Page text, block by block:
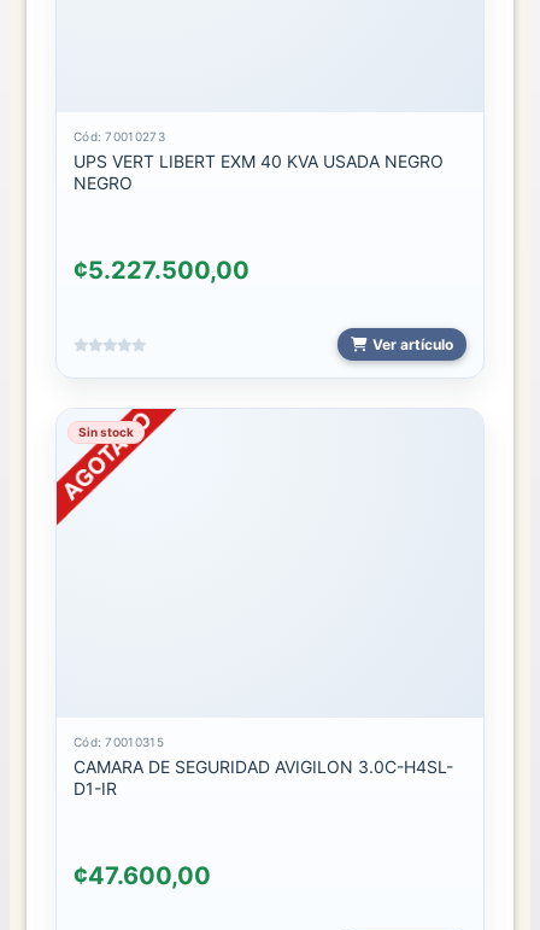
Cód: 70010273
UPS VERT LIBERT EXM 40 KVA USADA NEGRO
NEGRO
¢5.227.500,00
Ver artículo
Sin stock
Cód: 70010315
CAMARA DE SEGURIDAD AVIGILON 3.0C-H4SL-
D1-IR
¢47.600,00